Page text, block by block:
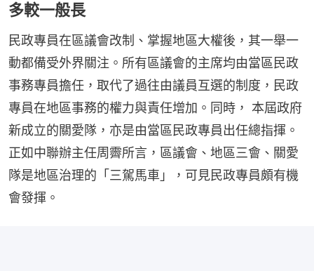
多較一般長
民政專員在區議會改制、掌握地區大權後，其一舉一
動都備受外界關注。所有區議會的主席均由當區民政
事務專員擔任，取代了過往由議員互選的制度，民政
專員在地區事務的權力與責任增加。同時， 本屆政府
新成立的關愛隊，亦是由當區民政專員出任總指揮。
正如中聯辦主任周霽所言，區議會、地區三會、關愛
隊是地區治理的「三駕馬車」，可見民政專員頗有機
會發揮。